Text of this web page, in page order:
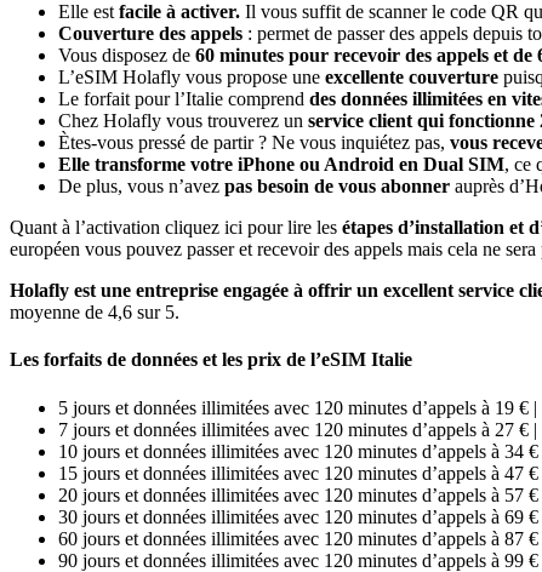
Elle est facile à activer. Il vous suffit de scanner le code QR
Couverture des appels : permet de passer des appels depuis
Vous disposez de 60 minutes pour recevoir des appels et de
L’eSIM Holafly vous propose une excellente couverture
Le forfait pour l’Italie comprend des données illimitées en
Chez Holafly vous trouverez un service client qui fonctionne
Ètes-vous pressé de partir ? Ne vous inquiétez pas, vous
Elle transforme votre iPhone ou Android en Dual SIM, ce
De plus, vous n’avez pas besoin de vous abonner auprès
Quant à l’activation cliquez ici pour lire les étapes d’installation et
européen vous pouvez passer et recevoir des appels mais cela ne
Holafly est une entreprise engagée à offrir un excellent service
moyenne de 4,6 sur 5.
Les forfaits de données et les prix de l’eSIM Italie
5 jours et données illimitées avec 120 minutes d’appels à 19 €
7 jours et données illimitées avec 120 minutes d’appels à 27 €
10 jours et données illimitées avec 120 minutes d’appels à 34
15 jours et données illimitées avec 120 minutes d’appels à 47
20 jours et données illimitées avec 120 minutes d’appels à 57
30 jours et données illimitées avec 120 minutes d’appels à 69
60 jours et données illimitées avec 120 minutes d’appels à 87
90 jours et données illimitées avec 120 minutes d’appels à 99